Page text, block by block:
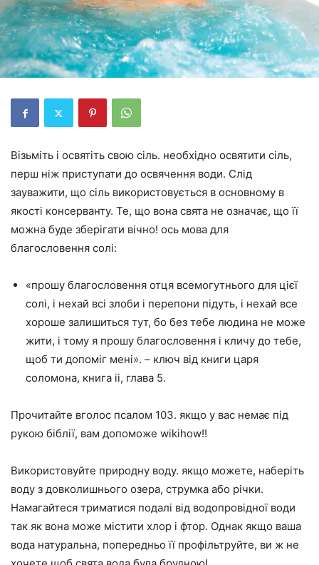
Візьміть і освятіть свою сіль. необхідно освятити сіль,
перш ніж приступати до освячення води. Слід
зауважити, що сіль використовується в основному в
якості консерванту. Те, що вона свята не означає, що її
можна буде зберігати вічно! ось мова для
благословення солі:
«прошу благословення отця всемогутнього для цієї
солі, і нехай всі злоби і перепони підуть, і нехай все
хороше залишиться тут, бо без тебе людина не може
жити, і тому я прошу благословення і кличу до тебе,
щоб ти допоміг мені». – ключ від книги царя
соломона, книга ii, глава 5.
Прочитайте вголос псалом 103. якщо у вас немає під
рукою біблії, вам допоможе wikihow!!
Використовуйте природну воду. якщо можете, наберіть
воду з довколишнього озера, струмка або річки.
Намагайтеся триматися подалі від водопровідної води
так як вона може містити хлор і фтор. Однак якщо ваша
вода натуральна, попередньо її профільтруйте, ви ж не